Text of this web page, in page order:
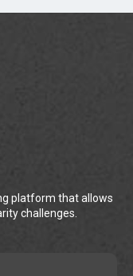
platform that allows
challenges.